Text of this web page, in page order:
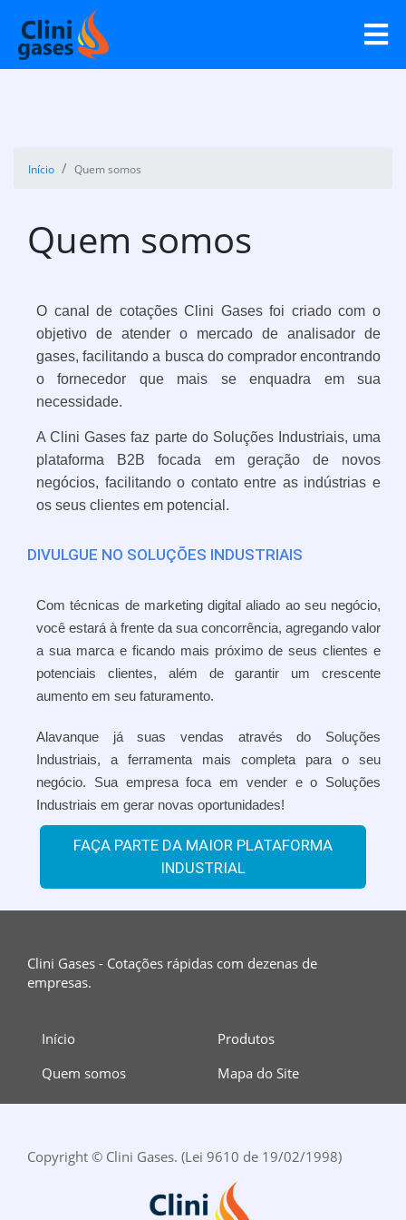
Início Quem somos
Quem somos
O canal de cotações Clini Gases foi criado com o
objetivo de atender o mercado de analisador de
gases, facilitando a busca do comprador encontrando
o fornecedor que mais se enquadra em sua
necessidade.
A Clini Gases faz parte do Soluções Industriais, uma
plataforma B2B focada em geração de novos
negócios, facilitando o contato entre as indústrias e
os seus clientes em potencial.
DIVULGUE NO SOLUÇÕES INDUSTRIAIS
Com técnicas de marketing digital aliado ao seu negócio,
você estará à frente da sua concorrência, agregando valor
a sua marca e ficando mais próximo de seus clientes e
potenciais clientes, além de garantir um crescente
aumento em seu faturamento.
Alavanque já suas vendas através do Soluções
Industriais, a ferramenta mais completa para o seu
negócio. Sua empresa foca em vender e o Soluções
Industriais em gerar novas oportunidades!
FAÇA PARTE DA MAIOR PLATAFORMA
INDUSTRIAL
Clini Gases - Cotações rápidas com dezenas de
empresas.
Início
Produtos
Quem somos
Mapa do Site
Copyright © Clini Gases. (Lei 9610 de 19/02/1998)